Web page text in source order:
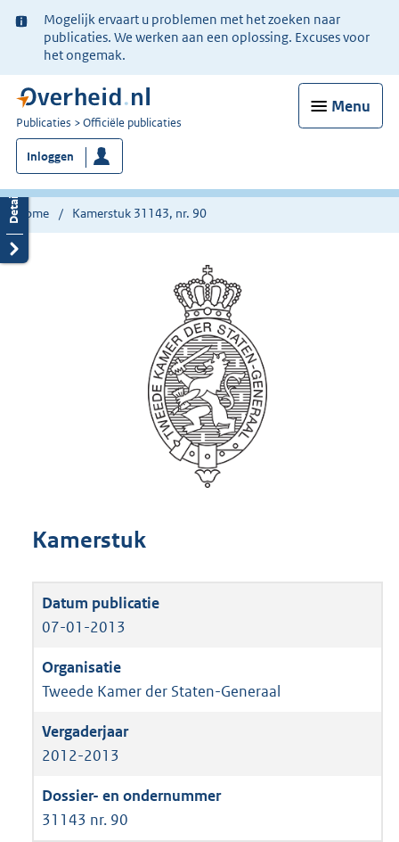
Ter
informatie:
Mogelijk ervaart u problemen met het zoeken naar
publicaties. We werken aan een oplossing. Excuses voor
het ongemak.
Menu
U
bent
nu
hier:
Publicaties Officiële publicaties
Inloggen
Home Kamerstuk 31143, nr. 90
Kamerstuk
07-01-2013
Tweede Kamer der Staten-Generaal
2012-2013
31143 nr. 90